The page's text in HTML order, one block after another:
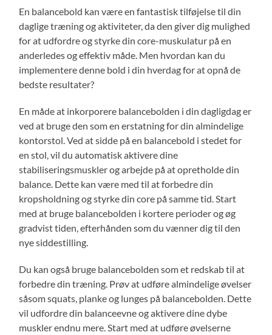
En balancebold kan være en fantastisk tilføjelse til din
daglige træning og aktiviteter, da den giver dig mulighed
for at udfordre og styrke din core-muskulatur på en
anderledes og effektiv måde. Men hvordan kan du
implementere denne bold i din hverdag for at opnå de
bedste resultater?
En måde at inkorporere balancebolden i din dagligdag er
ved at bruge den som en erstatning for din almindelige
kontorstol. Ved at sidde på en balancebold i stedet for
en stol, vil du automatisk aktivere dine
stabiliseringsmuskler og arbejde på at opretholde din
balance. Dette kan være med til at forbedre din
kropsholdning og styrke din core på samme tid. Start
med at bruge balancebolden i kortere perioder og øg
gradvist tiden, efterhånden som du vænner dig til den
nye siddestilling.
Du kan også bruge balancebolden som et redskab til at
forbedre din træning. Prøv at udføre almindelige øvelser
såsom squats, planke og lunges på balancebolden. Dette
vil udfordre din balanceevne og aktivere dine dybe
muskler endnu mere. Start med at udføre øvelserne